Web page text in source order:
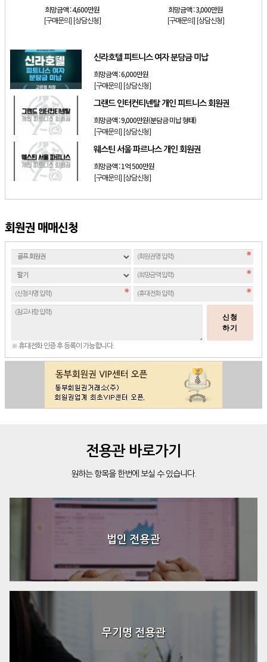
희망금액 :4,600만원
[구매문의] [상담신청]
희망금액 :3,000만원
[구매문의] [상담신청]
신라호텔 피트니스 여자 분담금 미납
희망금액 :6,000만원
[구매문의] [상담신청]
그랜드 인터컨티넨탈 개인 피트니스 회원권
희망금액 :9,000만원(분담금 미납 형태)
[구매문의] [상담신청]
웨스틴 서울 파르나스 개인 회원권
희망금액 :1억 500만원
[구매문의] [상담신청]
회원권 매매신청
신청
하기
※ 휴대전화 인증 후 등록이 가능합니다.
전용관 바로가기
원하는 항목을 한번에 보실 수 있습니다.
법인 전용관
무기명 전용관